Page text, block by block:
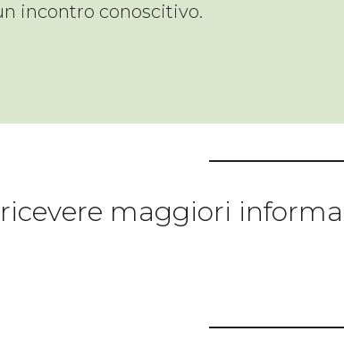
incontro conoscitivo.
maggiori